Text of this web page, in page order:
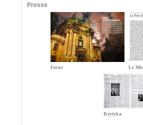
Presse
Focus Le
Krytyka